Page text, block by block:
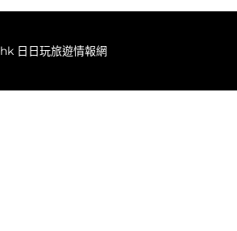
日日玩旅遊情報網